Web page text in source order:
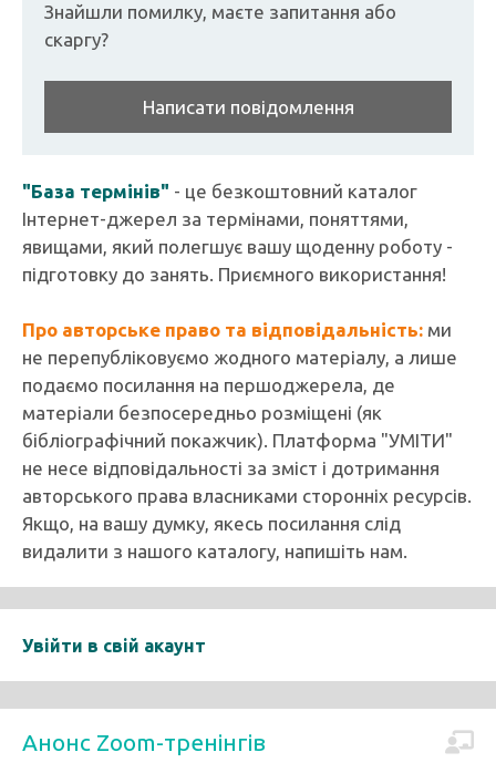
Знайшли помилку, маєте запитання або
скаргу?
Написати повідомлення
"База термінів" - це безкоштовний каталог
Інтернет-джерел за термінами, поняттями,
явищами, який полегшує вашу щоденну роботу -
підготовку до занять. Приємного використання!
Про авторське право та відповідальність: ми
не перепубліковуємо жодного матеріалу, а лише
подаємо посилання на першоджерела, де
матеріали безпосередньо розміщені (як
бібліографічний покажчик). Платформа "УМІТИ"
не несе відповідальності за зміст і дотримання
авторського права власниками сторонніх ресурсів.
Якщо, на вашу думку, якесь посилання слід
видалити з нашого каталогу, напишіть нам.
Увійти в свій акаунт
Анонс Zoom-тренінгів